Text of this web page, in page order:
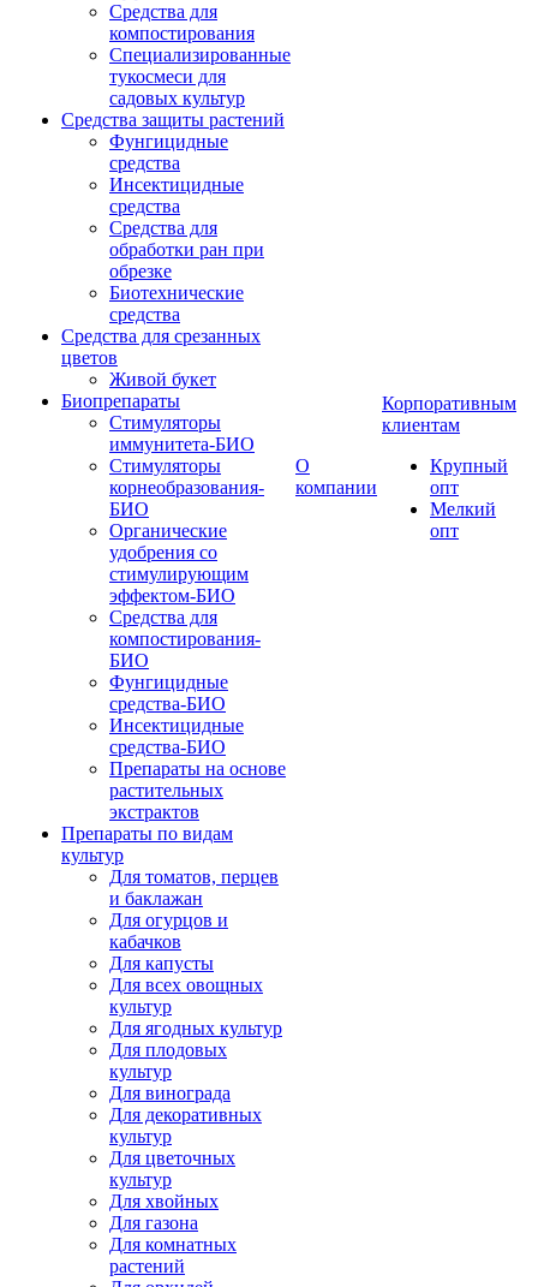
Средства для
компостирования
Специализированные
тукосмеси для
садовых культур
Средства защиты растений
Фунгицидные
средства
Инсектицидные
средства
Средства для
обработки ран при
обрезке
Биотехнические
средства
Средства для срезанных
цветов
Живой букет
Биопрепараты
Стимуляторы
иммунитета-БИО
Стимуляторы
корнеобразования-
БИО
Органические
удобрения со
стимулирующим
эффектом-БИО
Средства для
компостирования-
БИО
Фунгицидные
средства-БИО
Инсектицидные
средства-БИО
Препараты на основе
растительных
экстрактов
Препараты по видам
культур
Для томатов, перцев
и баклажан
Для огурцов и
кабачков
Для капусты
Для всех овощных
культур
Для ягодных культур
Для плодовых
культур
Для винограда
Для декоративных
культур
Для цветочных
культур
Для хвойных
Для газона
Для комнатных
растений
О
компании
Корпоративным
клиентам
Крупный
опт
Мелкий
опт